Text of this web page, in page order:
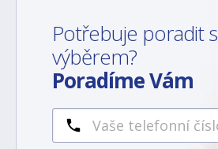
Potřebuje poradit s
výběrem?
Poradíme Vám